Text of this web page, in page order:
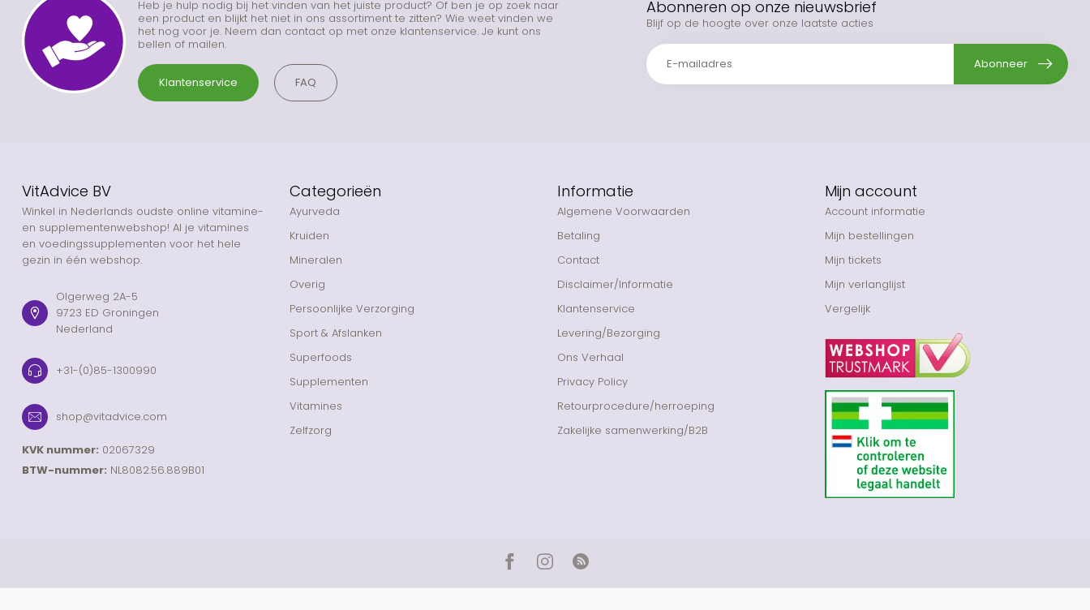
Heb je hulp nodig bij het vinden van het juiste product? Of ben je op zoek naar
een product en blijkt het niet in ons assortiment te zitten? Wie weet vinden we
het nog voor je. Neem dan contact op met onze klantenservice. Je kunt ons
bellen of mailen.
Klantenservice FAQ
Abonneren op onze nieuwsbrief
Blijf op de hoogte over onze laatste acties
Abonneer
VitAdvice BV
Winkel in Nederlands oudste online vitamine-
en supplementenwebshop! Al je vitamines
en voedingssupplementen voor het hele
gezin in één webshop.
Olgerweg 2A-5
9723 ED Groningen
Nederland
+31-(0)85-1300990
shop@vitadvice.com
KVK nummer: 02067329
BTW-nummer: NL8082.56.889B01
Categorieën
Ayurveda
Kruiden
Mineralen
Overig
Persoonlijke Verzorging
Sport & Afslanken
Superfoods
Supplementen
Vitamines
Zelfzorg
Informatie
Algemene Voorwaarden
Betaling
Contact
Disclaimer/Informatie
Klantenservice
Levering/Bezorging
Ons Verhaal
Privacy Policy
Retourprocedure/herroeping
Zakelijke samenwerking/B2B
Mijn account
Account informatie
Mijn bestellingen
Mijn tickets
Mijn verlanglijst
Vergelijk